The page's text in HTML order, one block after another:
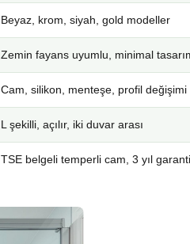
Beyaz, krom, siyah, gold modeller
Zemin fayans uyumlu, minimal
Cam, silikon, menteşe, profil değişimi
L şekilli, açılır, iki duvar arası
TSE belgeli temperli cam, 3 yıl garanti